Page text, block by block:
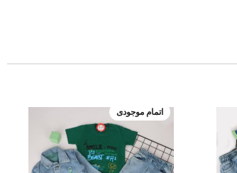
اتمام موجودی